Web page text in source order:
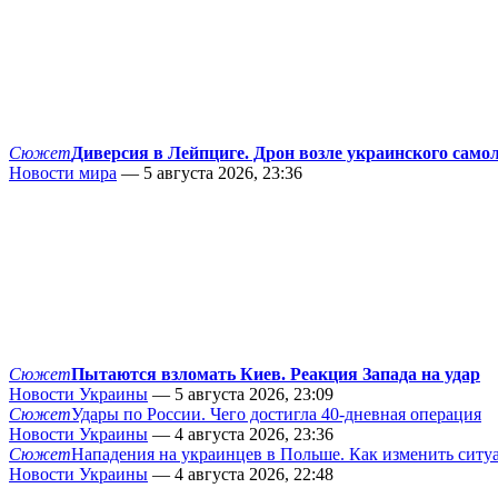
СюжетДиверсия в Лейпциге. Дрон возле украинского
Новости мира — 5 августа 2026, 23:36
СюжетПытаются взломать Киев. Реакция Запада на удар
Новости Украины — 5 августа 2026, 23:09
СюжетУдары по России. Чего достигла 40-дневная операция
Новости Украины — 4 августа 2026, 23:36
СюжетНападения на украинцев в Польше. Как изменить
Новости Украины — 4 августа 2026, 22:48